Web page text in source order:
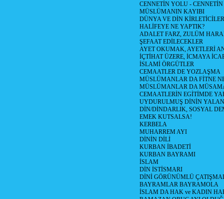
CENNETİN YOLU -
MÜSLÜMANIN KAYIBI
DÜNYA VE DİN
HALİFEYE NE YAPTIK?
ADALET FARZ, ZULÜM
ŞEFAAT EDİLECEKLER
AYET OKUMAK, AYETLERİ
İÇTİHAT ÜZERE, İCMAYA
İSLAMİ ÖRGÜTLER
CEMAATLER DE YOZLAŞMA
MÜSLÜMANLAR DA FİTNE
MÜSLÜMANLAR DA
CEMAATLERİN EGİTİMDE
UYDURULMUŞ DİNİN
DİN/DİNDARLIK, SOSYAL
EMEK KUTSALSA!
KERBELA
MUHARREM AYI
DİNİN DİLİ
KURBAN İBADETİ
KURBAN BAYRAMI
İSLAM
DİN İSTİSMARI
DİNİ GÖRÜNÜMLÜ
BAYRAMLAR BAYRAMOLA
İSLAM DA HAK ve KADIN